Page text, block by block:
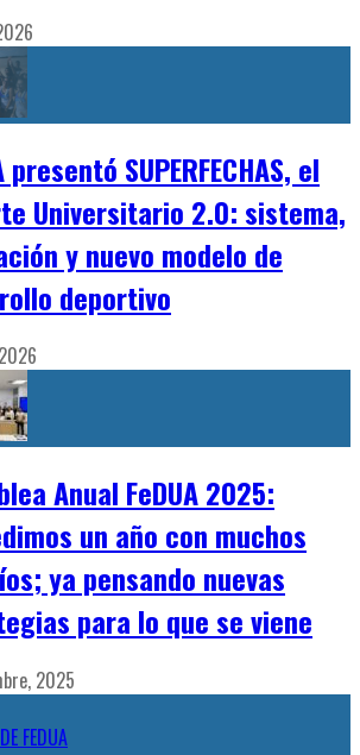
presentó SUPERFECHAS, el
Universitario 2.0: sistema,
y nuevo modelo de
deportivo
Anual FeDUA 2025:
un año con muchos
ya pensando nuevas
para lo que se viene
2025
FEDUA